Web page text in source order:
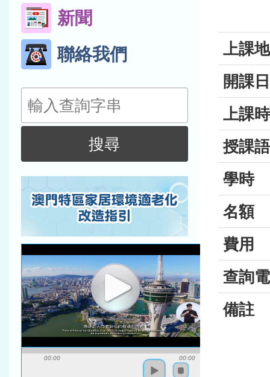
新聞
聯絡我們
搜
尋
搜尋
00:00 00:00
上課
開課
上課
授課
學時
名額
費用
查詢
備註